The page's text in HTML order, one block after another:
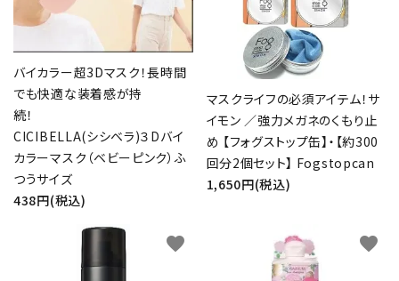
バイカラー超3Dマスク！長時間
でも快適な装着感が持
続！
CICIBELLA(シシベラ)３Dバイ
カラーマスク（ベビーピンク）ふ
つうサイズ
438円(税込)
マスクライフの必須アイテム！サ
イモン ／強力メガネのくもり止
め 【フォグストップ缶】・【約300
回分2個セット】 Fogstopcan
1,650円(税込)
favorite favorite